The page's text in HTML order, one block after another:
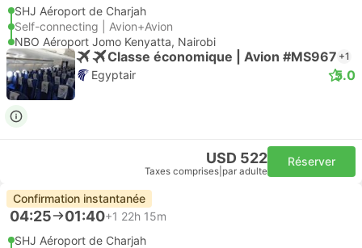
SHJ Aéroport de Charjah
Self-connecting | Avion+Avion
NBO Aéroport Jomo Kenyatta, Nairobi
Classe économique | Avion #MS967 +1
Egyptair 5.0
USD 522
Taxes comprises par adulte
Réserver
Confirmation instantanée
04:25 01:40+1 22h 15m
SHJ Aéroport de Charjah